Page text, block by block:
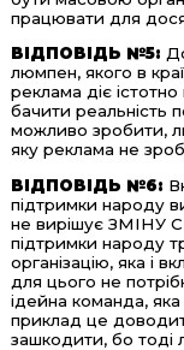
працювати для
ВІДПОВІДЬ №5:
люмпен, якого в
реклама діє
бачити реальність
можливо зробити,
яку реклама не
ВІДПОВІДЬ №6:
підтримки народу
не вирішує ЗМІНУ
підтримки народу
організацію, яка і
для цього не
ідейна команда,
приклад це
зашкодити, бо тоді